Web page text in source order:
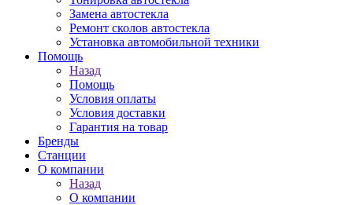
Замена автостекла
Ремонт сколов автостекла
Установка автомобильной техники
Помощь
Назад
Помощь
Условия оплаты
Условия доставки
Гарантия на товар
Бренды
Станции
О компании
Назад
О компании